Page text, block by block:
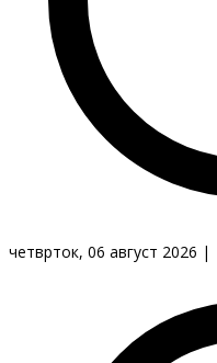
четврток, 06 август 2026 |